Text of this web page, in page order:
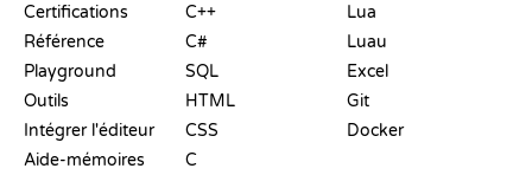
Certifications
Référence
Playground
Outils
Intégrer l'éditeur
Aide-mémoires
C++
C#
SQL
HTML
CSS
C
Lua
Luau
Excel
Git
Docker